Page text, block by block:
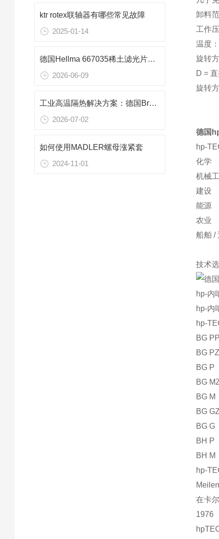
ktr rotex联轴器有哪些常见故障
2025-01-14
德国Hellma 667035稀土滤光片：201–250 nm紫外波长精度校准标准
2026-06-09
工业高温隔热解决方案：德国Brandenburger S 4000® HT 定制板材
2026-07-02
如何使用MADLER螺母涨紧套
2024-11-01
卸料
工作
温度
旋转
D =
旋转
德国
hp-
化学
机械
建设
能源
农业
船舶 /
技术
hp-内
hp-内
hp-
BG
BG
BG P
BG
BG M
BG
BG G
BH P
BH M
hp-
在卡
1976